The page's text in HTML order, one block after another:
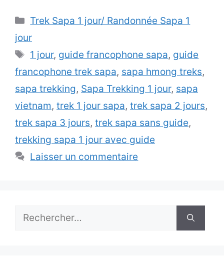
Catégories
Trek Sapa 1 jour/ Randonnée Sapa 1
jour
Étiquettes
1 jour, guide francophone sapa, guide
francophone trek sapa, sapa hmong treks,
sapa trekking, Sapa Trekking 1 jour, sapa
vietnam, trek 1 jour sapa, trek sapa 2 jours,
trek sapa 3 jours, trek sapa sans guide,
trekking sapa 1 jour avec guide
Laisser un commentaire
Rechercher :